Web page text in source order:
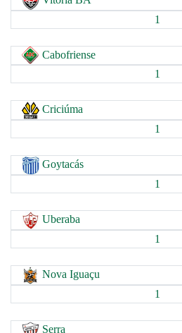
1
Cabofriense
1
Criciúma
1
Goytacás
1
Uberaba
1
Nova Iguaçu
1
Serra